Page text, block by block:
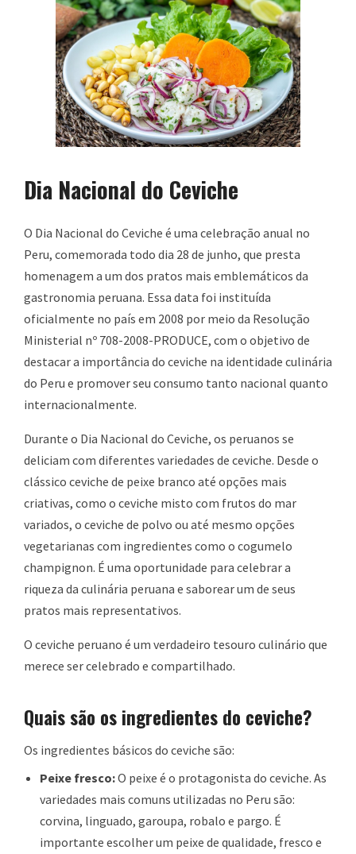
Dia Nacional do Ceviche
O Dia Nacional do Ceviche é uma celebração anual no
Peru, comemorada todo dia 28 de junho, que presta
homenagem a um dos pratos mais emblemáticos da
gastronomia peruana. Essa data foi instituída
oficialmente no país em 2008 por meio da Resolução
Ministerial nº 708-2008-PRODUCE, com o objetivo de
destacar a importância do ceviche na identidade culinária
do Peru e promover seu consumo tanto nacional quanto
internacionalmente.
Durante o Dia Nacional do Ceviche, os peruanos se
deliciam com diferentes variedades de ceviche. Desde o
clássico ceviche de peixe branco até opções mais
criativas, como o ceviche misto com frutos do mar
variados, o ceviche de polvo ou até mesmo opções
vegetarianas com ingredientes como o cogumelo
champignon. É uma oportunidade para celebrar a
riqueza da culinária peruana e saborear um de seus
pratos mais representativos.
O ceviche peruano é um verdadeiro tesouro culinário que
merece ser celebrado e compartilhado.
Quais são os ingredientes do ceviche?
Os ingredientes básicos do ceviche são:
Peixe fresco:O peixe é o protagonista do ceviche. As
variedades mais comuns utilizadas no Peru são:
corvina, linguado, garoupa, robalo e pargo. É
importante escolher um peixe de qualidade, fresco e